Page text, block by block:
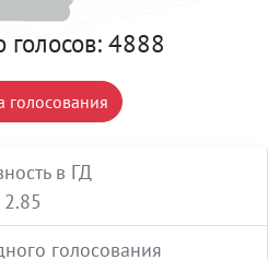
голосов: 4888
голосования
в ГД
2.85
голосования